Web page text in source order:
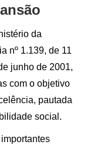
da
nº 1.139, de 11
junho de 2001,
com o objetivo
pautada
social.